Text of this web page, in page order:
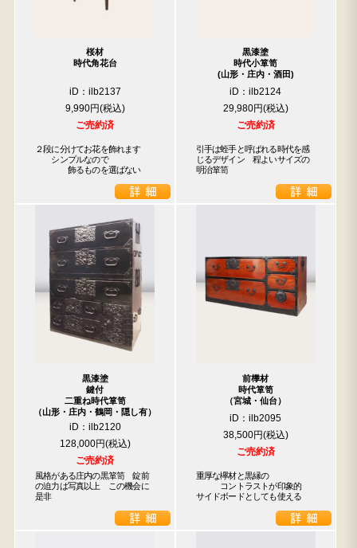
桜材
時代角花台
iD：ilb2137
9,990円
ご売約済
２段に分けてお花を飾れます
シンプルなので
飾るものを選ばない
黒漆塗
時代小箪笥
(山形・庄内・酒田)
iD：ilb2124
29,980円
ご売約済
引手は蛭手と呼ばれる時代を感
じるデザイン　程よいサイズの
明治箪笥
黒漆塗
鍵付
二重ね時代箪笥
（山形・庄内・鶴岡・隠し有）
iD：ilb2120
128,000円
ご売約済
風格がある庄内の黒箪笥　錠前
の迫力は写真以上　この機会に
是非
前﨔材
時代箪笥
（宮城・仙台）
iD：ilb2095
38,500円
ご売約済
重厚な欅材と黒縁の
コントラストが印象的
サイドボードとしても使える